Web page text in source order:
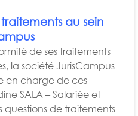
au sein
de ses traitements
la société JurisCampus
en charge de ces
SALA – Salariée et
questions de traitements